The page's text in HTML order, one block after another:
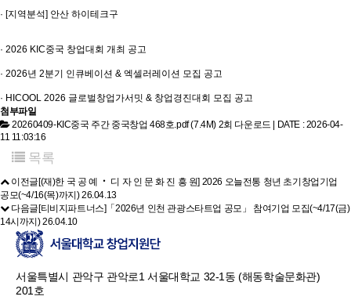
· [지역분석] 안산 하이테크구
· 2026 KIC중국 창업대회 개최 공고
· 2026년 2분기 인큐베이션 & 엑셀러레이션 모집 공고
· HICOOL 2026 글로벌창업가서밋 & 창업경진대회 모집 공고
첨부파일
20260409-KIC중국 주간 중국창업 468호.pdf (7.4M) 2회 다운로드 | DATE : 2026-04-
11 11:03:16
목록
이전글[(재)한 국 공 예 ‧ 디 자 인 문 화 진 흥 원] 2026 오늘전통 청년 초기창업기업
공모(~4/16(목)까지)26.04.13
다음글[티비지파트너스]「2026년 인천 관광스타트업 공모」 참여기업 모집(~4/17(금)
14시까지)26.04.10
서울특별시 관악구 관악로1 서울대학교 32-1동 (해동학술문화관)
201호